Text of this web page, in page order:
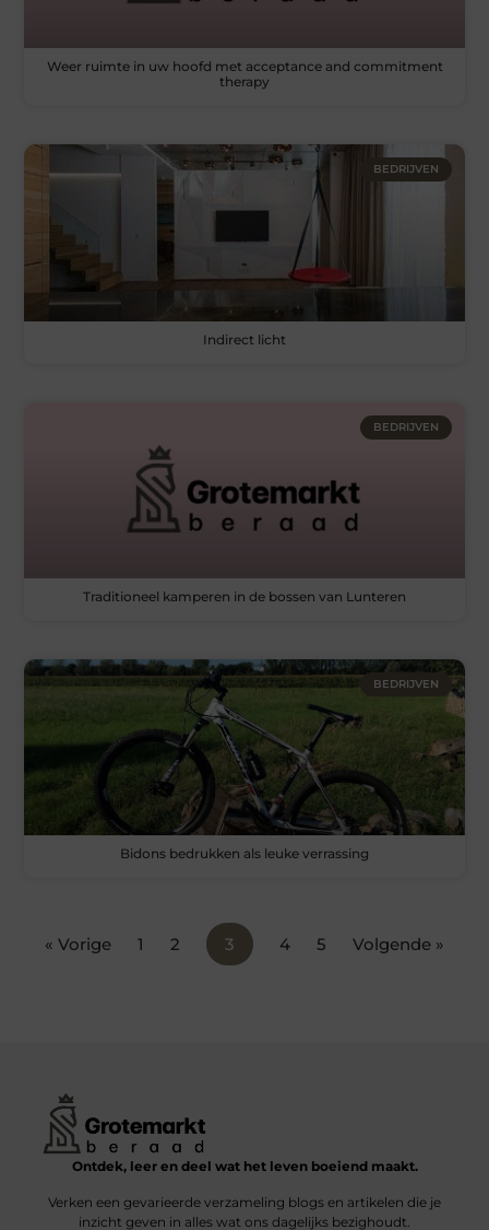
Weer ruimte in uw hoofd met acceptance and commitment
therapy
BEDRIJVEN
Indirect licht
BEDRIJVEN
Traditioneel kamperen in de bossen van Lunteren
BEDRIJVEN
Bidons bedrukken als leuke verrassing
« Vorige 1 2 3 4 5 Volgende »
Ontdek, leer en deel wat het leven boeiend maakt.
Verken een gevarieerde verzameling blogs en artikelen die je
inzicht geven in alles wat ons dagelijks bezighoudt.